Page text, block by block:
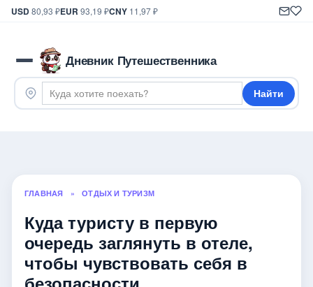
USD80,93 ₽EUR 93,19 ₽CNY 11,97 ₽
Дневник Путешественника
Найти
ГЛАВНАЯ » ОТДЫХ И ТУРИЗМ
Куда туристу в первую
очередь заглянуть в отеле,
чтобы чувствовать себя в